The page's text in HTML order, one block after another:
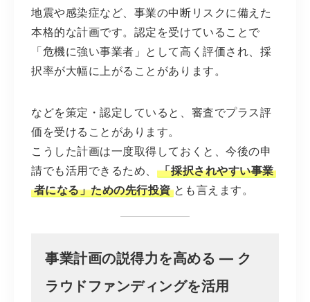
地震や感染症など、事業の中断リスクに備えた
本格的な計画です。認定を受けていることで
「危機に強い事業者」として高く評価され、採
択率が大幅に上がることがあります。
などを策定・認定していると、審査でプラス評
価を受けることがあります。
こうした計画は一度取得しておくと、今後の申
請でも活用できるため、
「採択されやすい事業
者になる」ための先行投資とも言えます。
事業計画の説得力を高める ― ク
ラウドファンディングを活用